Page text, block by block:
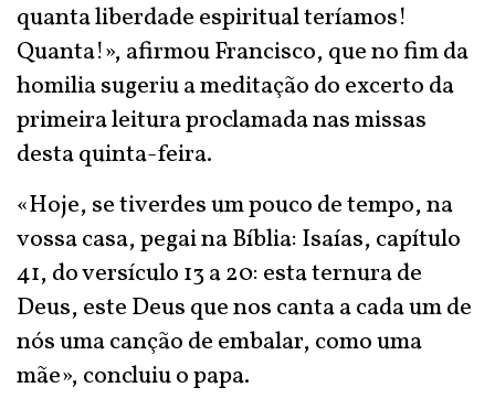
quanta liberdade espiritual teríamos!
Quanta!», afirmou Francisco, que no fim da
homilia sugeriu a meditação do excerto da
primeira leitura proclamada nas missas
desta quinta-feira.
«Hoje, se tiverdes um pouco de tempo, na
vossa casa, pegai na Bíblia: Isaías, capítulo
41, do versículo 13 a 20: esta ternura de
Deus, este Deus que nos canta a cada um de
nós uma canção de embalar, como uma
mãe», concluiu o papa.